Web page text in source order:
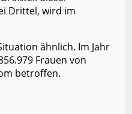
Drittel, wird im
ähnlich. Im Jahr
Frauen von
betroffen.